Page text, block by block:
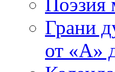
Грани
от «А»